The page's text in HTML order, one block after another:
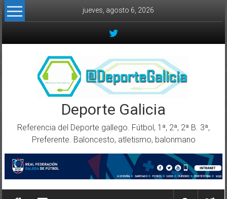
Skip to content
jueves, agosto 6, 2026
Deporte Galicia
Referencia del Deporte gallego. Fútbol, 1ª, 2ª, 2ª B. 3ª,
Preferente. Baloncesto, atletismo, balonmano